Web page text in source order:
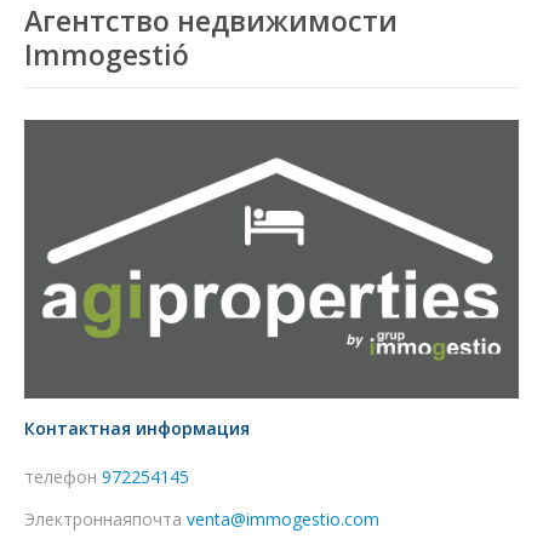
Агентство недвижимости
Immogestió
Контактная информация
телефон 972254145
Электроннаяпочта venta@immogestio.com